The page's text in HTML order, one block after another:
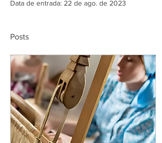
Data de entrada: 22 de ago. de 2023
Posts